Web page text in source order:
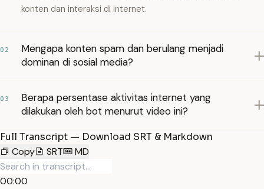
konten dan interaksi di internet.
02
Mengapa konten spam dan berulang menjadi
dominan di sosial media?
03
Berapa persentase aktivitas internet yang
dilakukan oleh bot menurut video ini?
Full Transcript — Download SRT & Markdown
Copy
SRT MD
00:00